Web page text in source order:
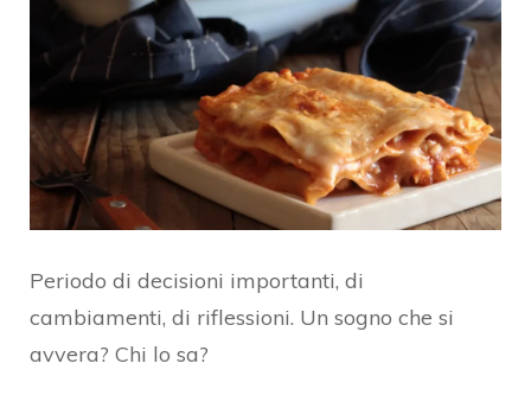
Periodo di decisioni importanti, di
cambiamenti, di riflessioni. Un sogno che si
avvera? Chi lo sa?